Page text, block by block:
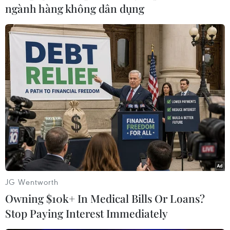
mát mà còn là mộtnước Nhật kiên cường với
những công dân yêu nước và có một niềm tin
mãnh liệtvào tương lai.
Họ không những không hề yếu đuối mà còn biết
truyền lửa nhiệthuyết sang những người xung
quanh để tất cả đều tin tưởng rằng thảm họa
képkhông thể quật ngã được họ.
Đứng lên từ đổ nát
Về đến ký túc xá, lòng tôi nặngtrĩu. Lại một đêm
nữa, tôi không ngủ. Đài truyền hình tiếp tục đưa
hình ảnh nhữngngười dân trong vùng thảm họa
đang lang thang trong tuyết. Gương mặt họ đỏ
ửng vìbăng giá, quần áo lem luốc vì bùn đất
ngành hàng không dân dụng
JG Wentworth
Owning $10k+ In Medical Bills Or Loans?
Stop Paying Interest Immediately